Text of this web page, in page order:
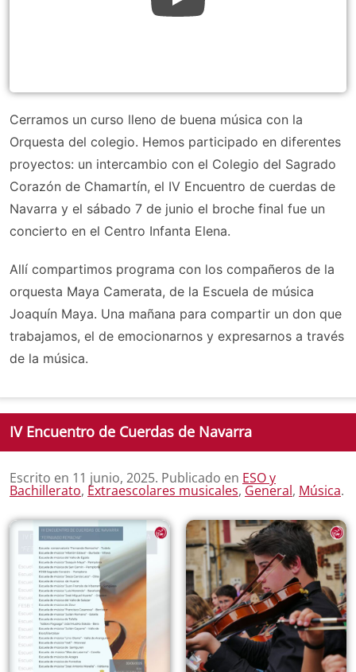
Cerramos un curso lleno de buena música con la
Orquesta del colegio. Hemos participado en diferentes
proyectos: un intercambio con el Colegio del Sagrado
Corazón de Chamartín, el IV Encuentro de cuerdas de
Navarra y el sábado 7 de junio el broche final fue un
concierto en el Centro Infanta Elena.
Allí compartimos programa con los compañeros de la
orquesta Maya Camerata, de la Escuela de música
Joaquín Maya. Una mañana para compartir un don que
trabajamos, el de emocionarnos y expresarnos a través
de la música.
IV Encuentro de Cuerdas de Navarra
Escrito en 11 junio, 2025. Publicado en ESO y
Bachillerato, Extraescolares musicales, General, Música.